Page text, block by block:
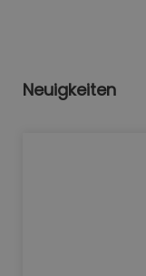
Neuigkeiten